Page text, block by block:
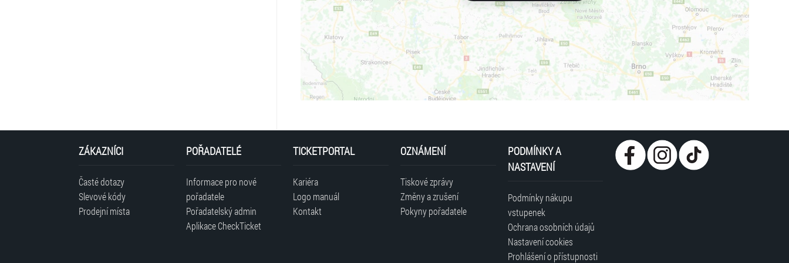
ZÁKAZNÍCI
Časté dotazy
Slevové kódy
Prodejní místa
POŘADATELÉ
Informace pro nové
pořadatele
Pořadatelský admin
Aplikace CheckTicket
TICKETPORTAL
Kariéra
Logo manuál
Kontakt
OZNÁMENÍ
Tiskové zprávy
Změny a zrušení
Pokyny pořadatele
PODMÍNKY A
NASTAVENÍ
Podmínky nákupu
vstupenek
Ochrana osobních údajů
Nastavení cookies
Prohlášení o přístupnosti